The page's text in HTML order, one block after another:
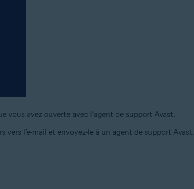
vous avez ouverte avec l’agent de support Avast.
vers l’e-mail et envoyez-le à un agent de support Avast.